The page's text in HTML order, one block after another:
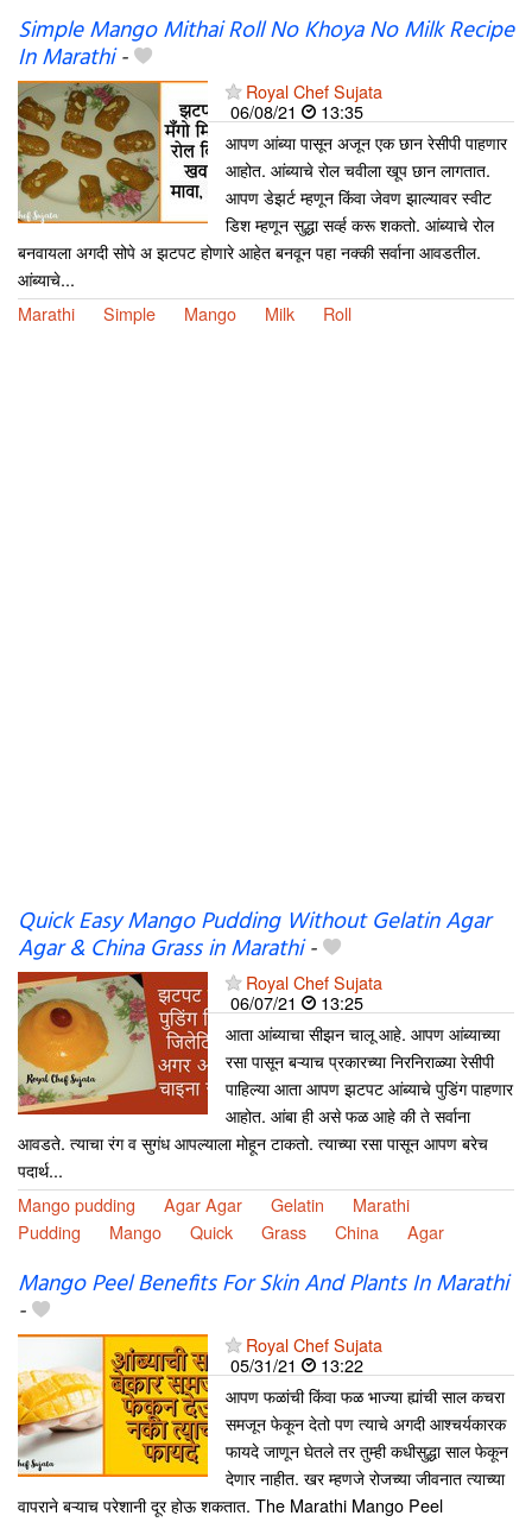
Simple Mango Mithai Roll No Khoya No Milk Recipe
In Marathi-
Royal Chef Sujata
06/08/21
13:35
आपण आंब्या पासून अजून एक छान रेसीपी पाहणार
आहोत. आंब्याचे रोल चवीला खूप छान लागतात.
आपण डेझर्ट म्हणून किंवा जेवण झाल्यावर स्वीट
डिश म्हणून सुद्धा सर्व्ह करू शकतो. आंब्याचे रोल
बनवायला अगदी सोपे अ झटपट होणारे आहेत बनवून पहा नक्की सर्वाना आवडतील.
आंब्याचे...
Marathi
Simple Mango Milk Roll
Quick Easy Mango Pudding Without Gelatin Agar
Agar & China Grass in Marathi-
Royal Chef Sujata
06/07/21
13:25
आता आंब्याचा सीझन चालू आहे. आपण आंब्याच्या
रसा पासून बऱ्याच प्रकारच्या निरनिराळ्या रेसीपी
पाहिल्या आता आपण झटपट आंब्याचे पुडिंग पाहणार
आहोत. आंबा ही असे फळ आहे की ते सर्वाना
आवडते. त्याचा रंग व सुगंध आपल्याला मोहून टाकतो. त्याच्या रसा पासून आपण बरेच
पदार्थ...
Mango pudding
Agar Agar Gelatin
Marathi
Pudding
Mango Quick Grass China Agar
Mango Peel Benefits For Skin And Plants In Marathi
-
Royal Chef Sujata
05/31/21
13:22
आपण फळांची किंवा फळ भाज्या ह्यांची साल कचरा
समजून फेकून देतो पण त्याचे अगदी आश्चर्यकारक
फायदे जाणून घेतले तर तुम्ही कधीसुद्धा साल फेकून
देणार नाहीत. खर म्हणजे रोजच्या जीवनात त्याच्या
वापराने बऱ्याच परेशानी दूर होऊ शकतात. The Marathi Mango Peel